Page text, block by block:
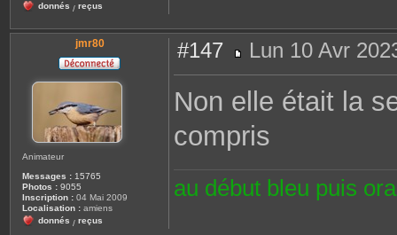
donnés / reçus
jmr80
Animateur
Messages : 15765
Photos : 9055
Inscription : 04 Mai 2009
Localisation : amiens
donnés / reçus
#147
e
a
Lun 10 Avr
Non elle était la
compris
au début bleu puis